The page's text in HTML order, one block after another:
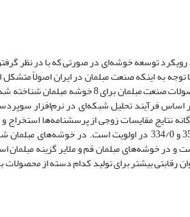
توسعه خوشه‌ای در صورتی که با در نظر
به اینکه صنعت مبلمان در ایران اصولاً
متوسط است، توسعه خوشه‌ای می‌تواند برای توسعه آن راهگشا باشد. این مطالعه با هدف
فرآیند تحلیل شبکه‌ای در نرم‌افزار
مقایسات زوجی از پرسشنامه‌ها استخراج و
نتایج نشان داد در خوشه‌های مبلمان تهران و اسلام‌شهر گزینه پروژه‌های دکوراتیو به ترتیب با اوزان 35/0 و
به ترتیب با اوزان 271/0، 287/0، 284/0 و 293/0 اولویت اول را داشت و در خوشه‌های مبلمان قم و
رقابتی بیشتر برای تولید کدام دسته از